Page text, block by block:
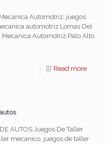
Automotriz, juegos
automotriz Lomas Del
Mecanica Automotriz Palo Alto
Read more
AUTOS Juegos De Taller
mecanico, juegos de taller